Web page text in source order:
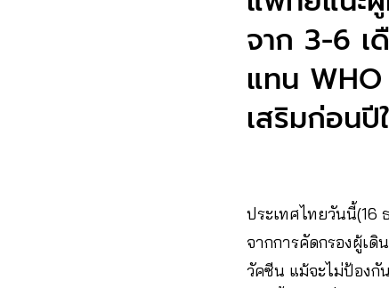
จาก 3-6 เ
แทน WHO
เสริมก่อนปี
ประเทศไทยวันนี้(16
จากการคัดกรองผู้เดิ
วัคซีน แม้จะไม่ป้องกั